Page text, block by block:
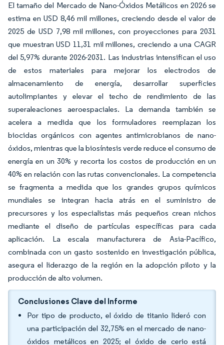
El tamaño del Mercado de Nano-Óxidos Metálicos en 2026 se
estima en USD 8,46 mil millones, creciendo desde el valor de
2025 de USD 7,98 mil millones, con proyecciones para 2031
que muestran USD 11,31 mil millones, creciendo a una CAGR
del 5,97% durante 2026-2031. Las industrias intensifican el uso
de estos materiales para mejorar los electrodos de
almacenamiento de energía, desarrollar superficies
autolimpiantes y elevar el techo de rendimiento de las
superaleaciones aeroespaciales. La demanda también se
acelera a medida que los formuladores reemplazan los
biocidas orgánicos con agentes antimicrobianos de nano-
óxidos, mientras que la biosíntesis verde reduce el consumo de
energía en un 30% y recorta los costos de producción en un
40% en relación con las rutas convencionales. La competencia
se fragmenta a medida que los grandes grupos químicos
mundiales se integran hacia atrás en el suministro de
precursores y los especialistas más pequeños crean nichos
mediante el diseño de partículas específicas para cada
aplicación. La escala manufacturera de Asia-Pacífico,
combinada con un gasto sostenido en investigación pública,
asegura el liderazgo de la región en la adopción piloto y la
producción de alto volumen.
Conclusiones Clave del Informe
Por tipo de producto, el óxido de titanio lideró con
una participación del 32,75% en el mercado de nano-
óxidos metálicos en 2025; el óxido de cerio está